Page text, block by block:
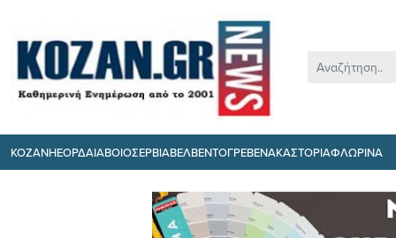
ΚΟΖΑΝΗΕΟΡΔΑΙΑΒΟΙΟΣΕΡΒΙΑΒΕΛΒΕΝΤΟΓΡΕΒΕΝΑΚΑΣΤΟΡΙΑΦΛΩΡΙΝΑ